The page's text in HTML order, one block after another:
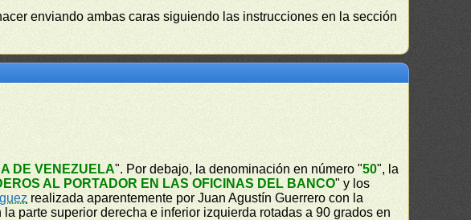
enviando ambas caras siguiendo las instrucciones en la sección
DE VENEZUELA". Por debajo, la denominación en número "50", la
AL PORTADOR EN LAS OFICINAS DEL BANCO" y los
realizada aparentemente por Juan Agustín Guerrero con la
parte superior derecha e inferior izquierda rotadas a 90 grados en